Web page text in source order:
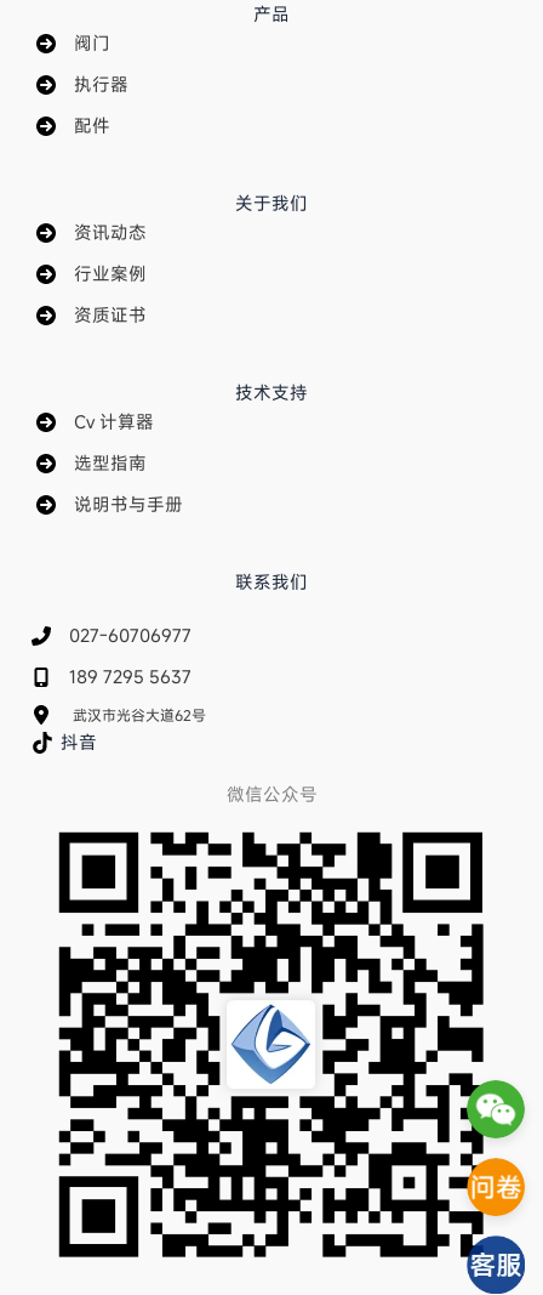
产品
阀门
执行器
配件
关于我们
资讯动态
行业案例
资质证书
技术支持
Cv 计算器
选型指南
说明书与手册
联系我们
027-60706977
189 7295 5637
武汉市光谷大道62号
抖音
微信公众号